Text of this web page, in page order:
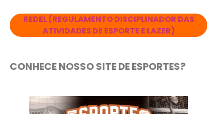
REDEL (REGULAMENTO DISCIPLINADOR DAS
ATIVIDADES DE ESPORTE E LAZER)
CONHECE NOSSO SITE DE ESPORTES?